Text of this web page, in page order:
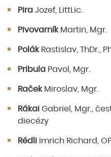
Pira Jozef, LittLic.
PivovarníkMartin, Mgr.
PolákRastislav, ThDr.,
Pribula Pavol, Mgr.
RačekMiroslav, Mgr.
Rákai Gabriel, Mgr.,
diecézy
Rédli Imrich Richard,